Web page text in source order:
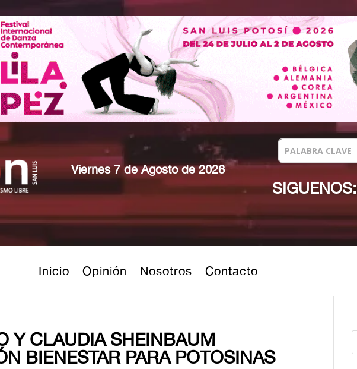
Viernes 7 de Agosto de 2026
SIGUENOS:
Inicio Opinión Nosotros Contacto
Y CLAUDIA SHEINBAUM
BIENESTAR PARA POTOSINAS